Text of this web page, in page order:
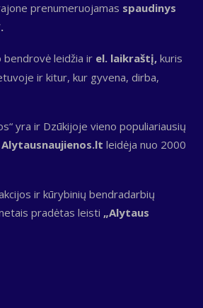
prenumeruojamas spaudinys
leidžia ir el. laikraštį, kuris
ir kitur, kur gyvena, dirba,
yra ir Dzūkijoje vieno populiariausių
Alytausnaujienos.lt leidėja nuo 2000
ir kūrybinių bendradarbių
pradėtas leisti „Alytaus